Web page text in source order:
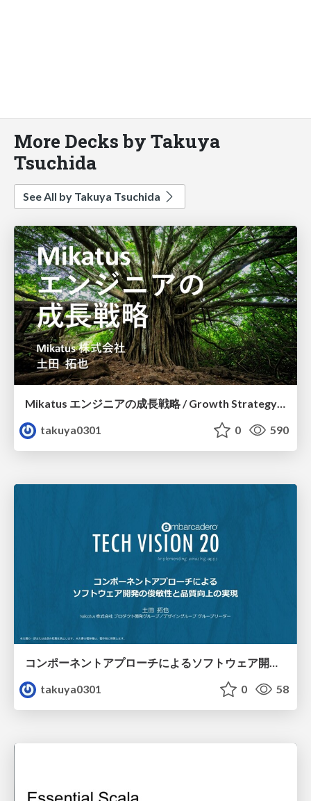
More Decks by Takuya
Tsuchida
See All by Takuya Tsuchida
Mikatus エンジニアの成長戦略 / Growth Strategy for Mikatus Engineers
takuya0301
0 590
takuya0301
0 58